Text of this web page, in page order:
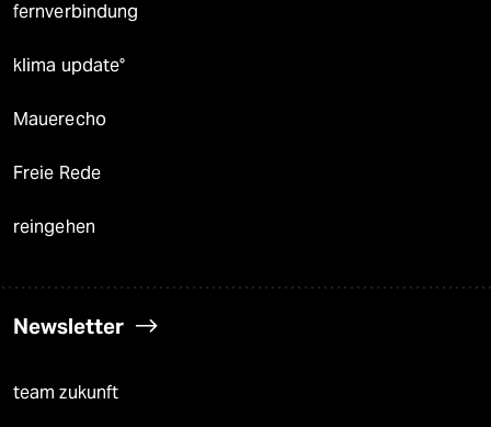
fernverbindung
klima update°
Mauerecho
Freie Rede
reingehen
Newsletter
team zukunft